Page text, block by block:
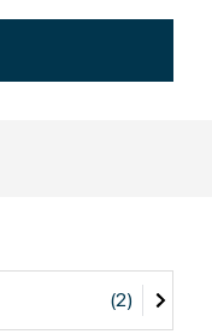
branding
dat jouw
wordt!
(2)